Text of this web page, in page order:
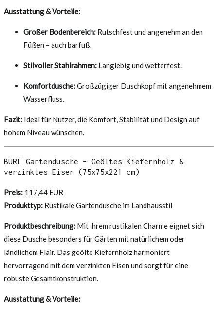
Ausstattung & Vorteile:
Großer Bodenbereich: Rutschfest und angenehm an den
Füßen – auch barfuß.
Stilvoller Stahlrahmen: Langlebig und wetterfest.
Komfortdusche:Großzügiger Duschkopf mit angenehmem
Wasserfluss.
Fazit: Ideal für Nutzer, die Komfort, Stabilität und Design auf
hohem Niveau wünschen.
BURI Gartendusche – Geöltes Kiefernholz &
verzinktes Eisen (75x75x221 cm)
Preis: 117,44 EUR
Produkttyp: Rustikale Gartendusche im Landhausstil
Produktbeschreibung: Mit ihrem rustikalen Charme eignet sich
diese Dusche besonders für Gärten mit natürlichem oder
ländlichem Flair. Das geölte Kiefernholz harmoniert
hervorragend mit dem verzinkten Eisen und sorgt für eine
robuste Gesamtkonstruktion.
Ausstattung & Vorteile: